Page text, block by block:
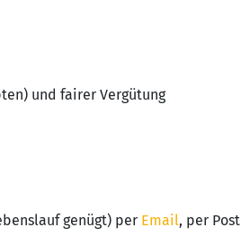
und fairer Vergütung
genügt) per Email, per Post